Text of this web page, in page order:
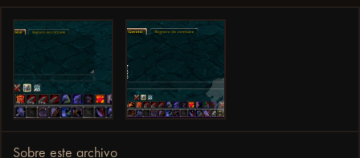
Sobre este archivo